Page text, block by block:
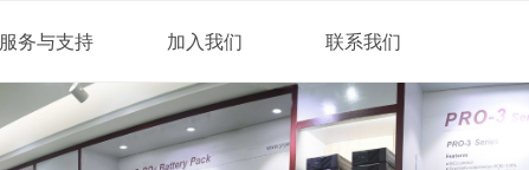
服务与支持 加入我们 联系我们